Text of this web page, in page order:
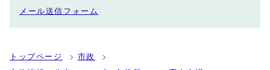
メール送信フォーム
トップページ
市政